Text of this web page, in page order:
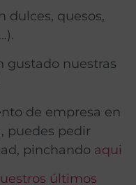
dulces, quesos,
gustado nuestras
de empresa en
puedes pedir
pinchando aqui
últimos